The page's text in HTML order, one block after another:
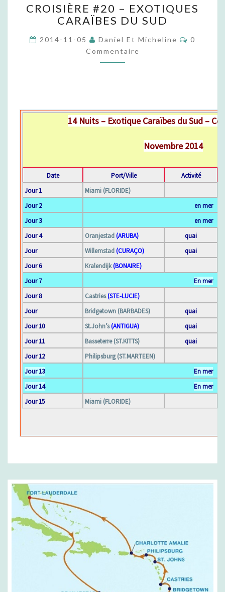
R
O
S
I
È
2
0
T
I
Q
S
C
A
R
A
Ï
B
E
S
D
U
S
U
CROISIÈRE #20 – EXOTIQUES
CARAÏBES DU SUD
2014-11-05 Daniel Et Micheline
C
O
E
S
0
Commentaire
14 Nuits – Exotique Caraïbes du Sud –
Novembre 2014
Date Port/Ville
Activité
Jour 1
Miami (FLORIDE)
Jour 2
en mer
Jour 3
en mer
Jour 4
Oranjestad(ARUBA)
quai
Jour
Willemstad(CURAÇO) quai
Jour 6
Kralendijk(BONAIRE)
Jour 7
En mer
Jour 8
Castries(STE-LUCIE)
Jour
Bridgetown (BARBADES)
quai
Jour 10
St.John’s(ANTIGUA)
quai
Jour 11
Basseterre (ST.KITTS)
quai
Jour 12
Philipsburg (ST.MARTEEN)
Jour 13
En mer
Jour 14
En mer
Jour 15
Miami (FLORIDE)